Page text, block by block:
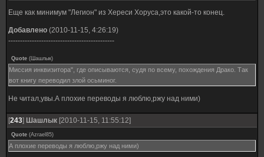
Еще как минимум "Легион" из Хереси Хоруса,это какой-то конец.
Добавлено (2010-11-15, 4:26:19)
---------------------------------------------
Quote (Шашлык)
Миссия инквизитора", где описываются, судя по всему, похождения Драко. Так
вот книгу переводил злой осьминог.
Не читал,увы.А плохие переводы я люблю,ржу над ними)
[243] Шашлык [2010-11-15, 11:55:12]
Quote (Azrael85)
А плохие переводы я люблю,ржу над ними)